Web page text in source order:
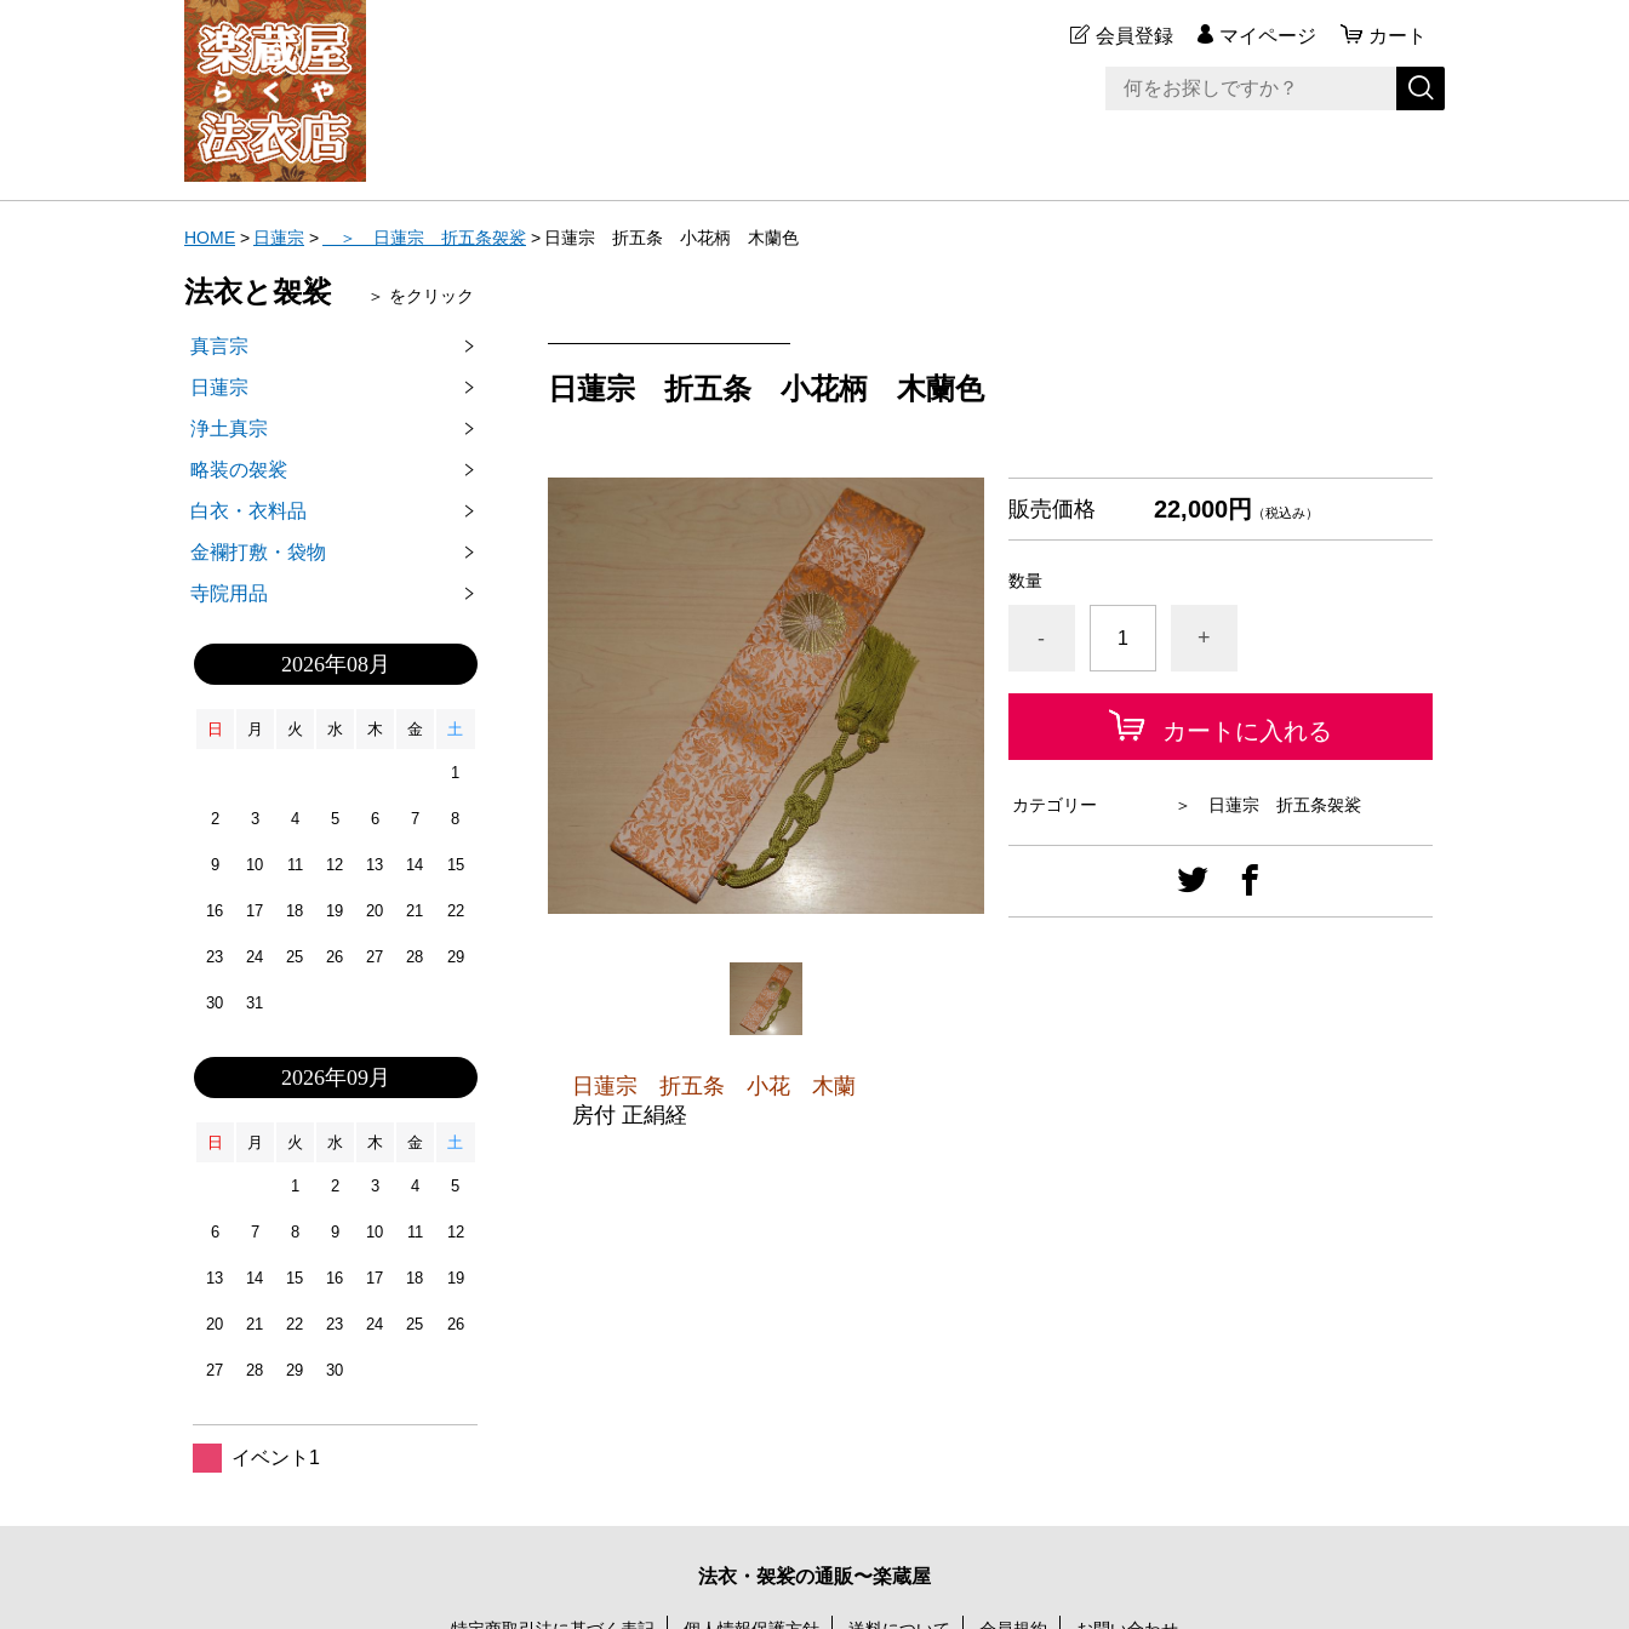
会員登録 マイページ カート
HOME 日蓮宗 ＞ 日蓮宗 折五条袈裟 日蓮宗 折五条 小花柄 木蘭色
日蓮宗 折五条 小花柄 木蘭色
販売価格 22,000円 （税込み）
数量
- +
カートに入れる
カテゴリー ＞ 日蓮宗 折五条袈裟
日蓮宗 折五条 小花 木蘭
房付 正絹経
法衣と袈裟 ＞ をクリック
真言宗
日蓮宗
浄土真宗
略装の袈裟
白衣・衣料品
金襴打敷・袋物
寺院用品
2026年08月
日 月 火 水 木 金 土
1
2 3 4 5 6 7 8
9 10 11 12 13 14 15
16 17 18 19 20 21 22
23 24 25 26 27 28 29
30 31
2026年09月
日 月 火 水 木 金 土
1 2 3 4 5
6 7 8 9 10 11 12
13 14 15 16 17 18 19
20 21 22 23 24 25 26
27 28 29 30
イベント1
法衣・袈裟の通販〜楽蔵屋